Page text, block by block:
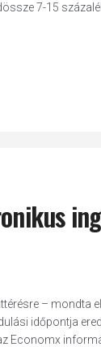
7-15
– mondta
időpontja
Economx